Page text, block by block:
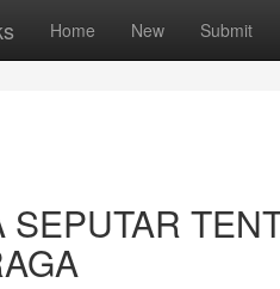
Home New Submit
SEPUTAR